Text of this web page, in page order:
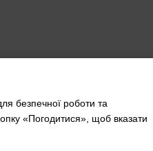
безпечної роботи та
«Погодитися», щоб вказати